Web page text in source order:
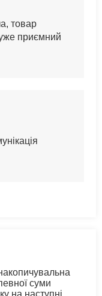
товар
приємний
суми
на наступні